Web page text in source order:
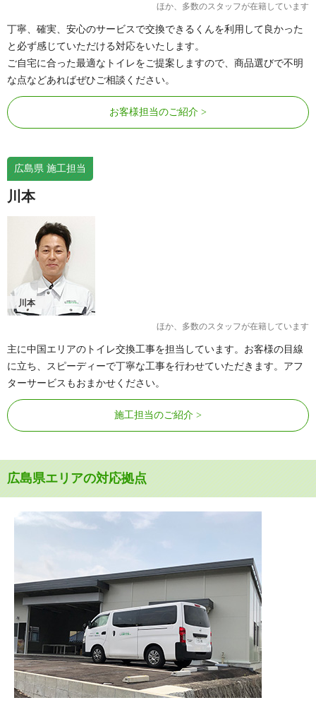
ほか、多数のスタッフが在籍しています
丁寧、確実、安心のサービスで交換できるくんを利用して良かった
と必ず感じていただける対応をいたします。
ご自宅に合った最適なトイレをご提案しますので、商品選びで不明
な点などあればぜひご相談ください。
お客様担当のご紹介
広島県 施工担当
川本
川本
ほか、多数のスタッフが在籍しています
主に中国エリアのトイレ交換工事を担当しています。お客様の目線
に立ち、スピーディーで丁寧な工事を行わせていただきます。アフ
ターサービスもおまかせください。
施工担当のご紹介
広島県エリアの対応拠点